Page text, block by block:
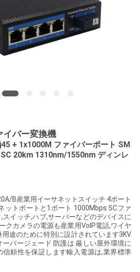
イバー変換機
+ 1x1000M ファイバーポート SM
20km 1310nm/1550nm ディンレ
B産業用イーサネットスイッチ 4ポート
ットポートと1ポート 1000Mbps SCファ
スイッチ,ハブ,サーバーなどのデバイスに
クカメラの電源も産業用VoIP電話,ワイヤ
用途のために特別に設計されています3KV
ーバージェード 防護は 厳しい屋外環境に
信頼性を保証します輸入電源は,業界標準